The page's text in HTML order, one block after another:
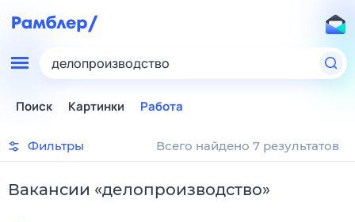
делопроизводство
Поиск Картинки Работа
Фильтры Всего найдено 7 результатов
Вакансии «делопроизводство»